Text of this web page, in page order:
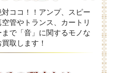
ココ！！アンプ、スピー
管やトランス、カートリ
で「音」に関するモノな
取します！